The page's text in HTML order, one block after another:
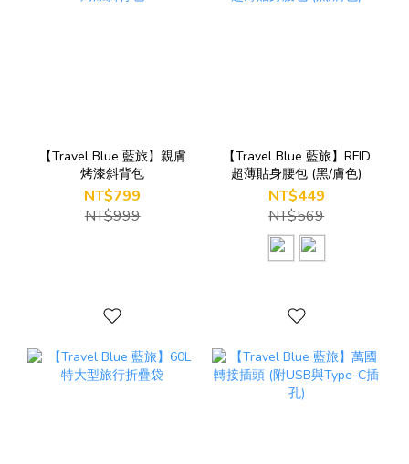
【Travel Blue 藍旅】親膚
烤漆斜背包
NT$799
NT$999
【Travel Blue 藍旅】RFID
超薄貼身腰包 (黑/膚色)
NT$449
NT$569